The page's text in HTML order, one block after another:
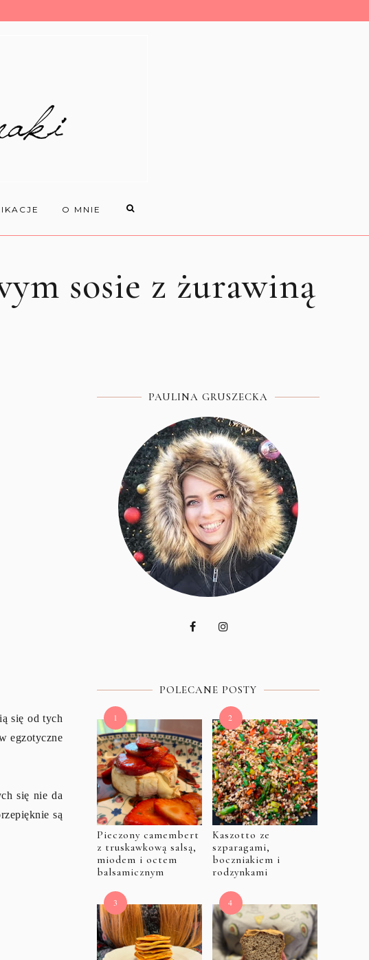
O MNIE
sosie z żurawiną
się od tych
egzotyczne
się nie da
są
PAULINA GRUSZECKA
POLECANE POSTY
Pieczony camembert
z truskawkową salsą,
miodem i octem
balsamicznym
Kaszotto ze
szparagami,
boczniakiem i
rodzynkami